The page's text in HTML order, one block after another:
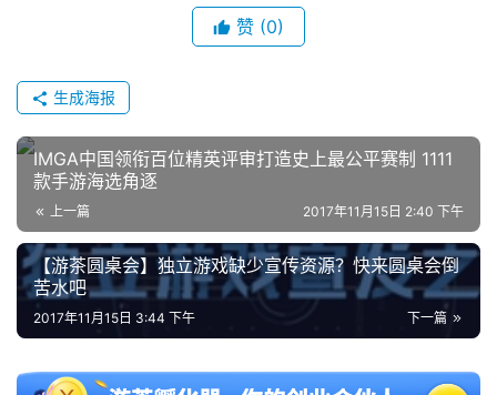
站
中
文
(
中
国
赞 (0)
生成海报
IMGA中国领衔百位精英评审打造史上最公平赛制 1111
款手游海选角逐
上一篇 2017年11月15日 2:40 下午
【游茶圆桌会】独立游戏缺少宣传资源？快来圆桌会倒
苦水吧
下一篇
2017年11月15日 3:44 下午